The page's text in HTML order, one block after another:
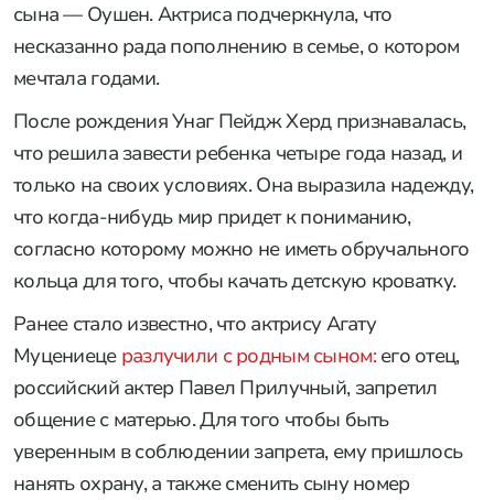
сына — Оушен. Актриса подчеркнула, что
несказанно рада пополнению в семье, о котором
мечтала годами.
После рождения Унаг Пейдж Херд признавалась,
что решила завести ребенка четыре года назад, и
только на своих условиях. Она выразила надежду,
что когда-нибудь мир придет к пониманию,
согласно которому можно не иметь обручального
кольца для того, чтобы качать детскую кроватку.
Ранее стало известно, что актрису Агату
Муцениеце разлучили с родным сыном:его отец,
российский актер Павел Прилучный, запретил
общение с матерью. Для того чтобы быть
уверенным в соблюдении запрета, ему пришлось
нанять охрану, а также сменить сыну номер